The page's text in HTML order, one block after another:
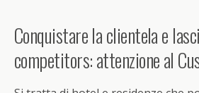
Conquistare la clientela e
competitors: attenzione al